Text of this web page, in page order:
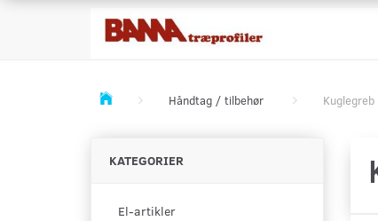
Håndtag / tilbehør Kuglegreb
KATEGORIER
El-artikler